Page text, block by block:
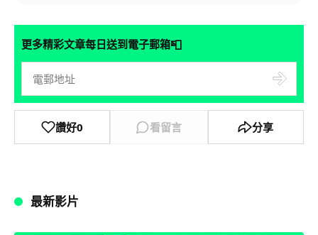
更多精彩文章每日送到電子郵箱📮
讚好0 看留言 分享
最新影片